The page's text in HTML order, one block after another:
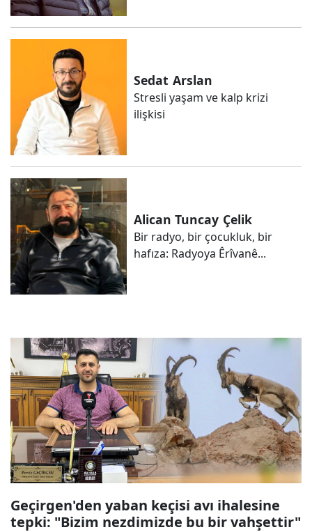
Sedat Arslan
Stresli yaşam ve kalp krizi
ilişkisi
Alican Tuncay Çelik
Bir radyo, bir çocukluk, bir
hafıza: Radyoya Êrîvanê...
Geçirgen'den yaban keçisi avı ihalesine
tepki: "Bizim nezdimizde bu bir vahşettir"